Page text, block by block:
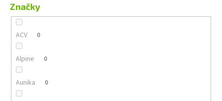
Značky
ACV 0
Alpine 0
Aunika 0